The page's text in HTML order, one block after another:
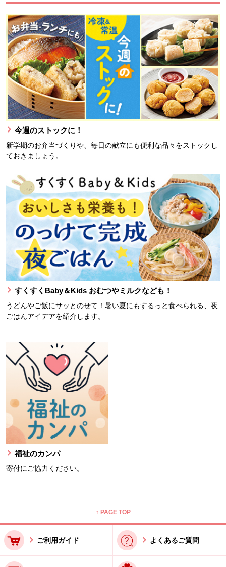
今週のストックに！
新学期のお弁当づくりや、毎日の献立にも便利な品々をストックし
ておきましょう。
すくすくBaby＆Kids おむつやミルクなども！
うどんやご飯にサッとのせて！暑い夏にもするっと食べられる、夜
ごはんアイデアを紹介します。
福祉のカンパ
寄付にご協力ください。
↑ PAGE TOP
ご利用ガイド よくあるご質問